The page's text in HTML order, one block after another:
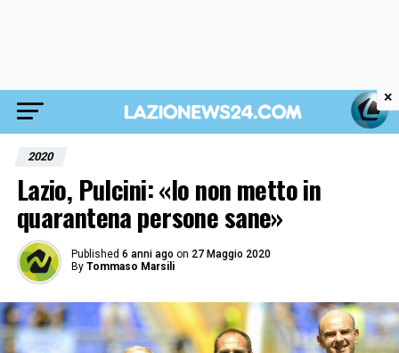
2020
Lazio, Pulcini: «Io non metto in
quarantena persone sane»
Published 6 anni ago on 27 Maggio 2020
By Tommaso Marsili
×